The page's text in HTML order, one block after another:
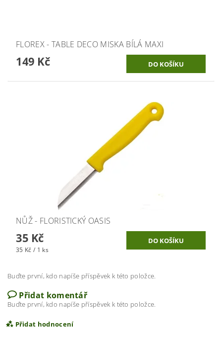
FLOREX - TABLE DECO MISKA BÍLÁ MAXI
149 Kč
NŮŽ - FLORISTICKÝ OASIS
35 Kč
35 Kč / 1 ks
Buďte první, kdo napíše příspěvek k této položce.
Přidat komentář
Buďte první, kdo napíše příspěvek k této položce.
Přidat hodnocení